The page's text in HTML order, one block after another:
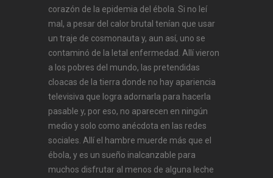
corazón de la epidemia del ébola. Si no leí
mal, a pesar del calor brutal tenían que usar
un traje de cosmonauta y, aun así, uno se
contaminó de la letal enfermedad. Allí vieron
a los pobres del mundo, las pretendidas
cloacas de la tierra donde no hay apariencia
televisiva que logra adornarla para hacerla
pasable y, por eso, no aparecen en ningún
medio y solo como anécdota en las redes
sociales. Allí el hambre muerde más que el
ébola, y es un sueño inalcanzable para
muchos disfrutar al menos de alguna leche